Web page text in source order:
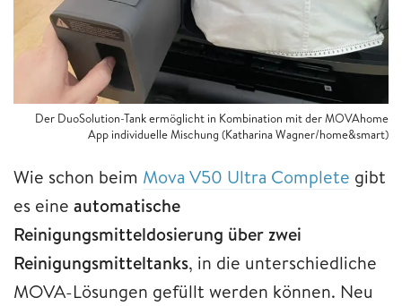
Der DuoSolution-Tank ermöglicht in Kombination mit der MOVAhome
App individuelle Mischung (Katharina Wagner/home&smart)
Wie schon beim Mova V50 Ultra Complete gibt
es eine automatische
Reinigungsmitteldosierung über zwei
Reinigungsmitteltanks, in die unterschiedliche
MOVA-Lösungen gefüllt werden können. Neu